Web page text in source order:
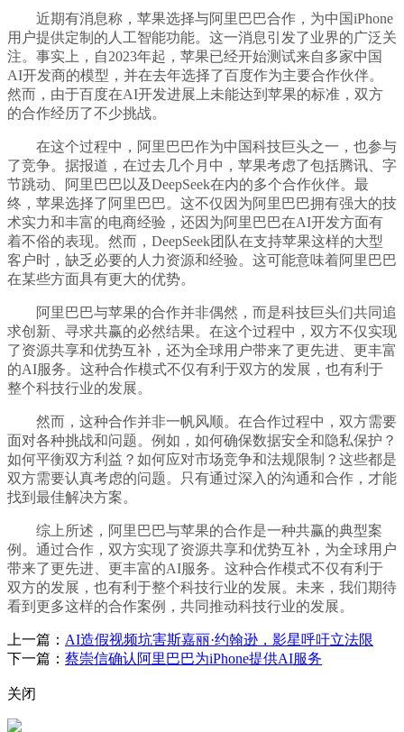
近期有消息称，苹果选择与阿里巴巴合作，为中国iPhone
用户提供定制的人工智能功能。这一消息引发了业界的广泛关
注。事实上，自2023年起，苹果已经开始测试来自多家中国
AI开发商的模型，并在去年选择了百度作为主要合作伙伴。
然而，由于百度在AI开发进展上未能达到苹果的标准，双方
的合作经历了不少挑战。
在这个过程中，阿里巴巴作为中国科技巨头之一，也参与
了竞争。据报道，在过去几个月中，苹果考虑了包括腾讯、字
节跳动、阿里巴巴以及DeepSeek在内的多个合作伙伴。最
终，苹果选择了阿里巴巴。这不仅因为阿里巴巴拥有强大的技
术实力和丰富的电商经验，还因为阿里巴巴在AI开发方面有
着不俗的表现。然而，DeepSeek团队在支持苹果这样的大型
客户时，缺乏必要的人力资源和经验。这可能意味着阿里巴巴
在某些方面具有更大的优势。
阿里巴巴与苹果的合作并非偶然，而是科技巨头们共同追
求创新、寻求共赢的必然结果。在这个过程中，双方不仅实现
了资源共享和优势互补，还为全球用户带来了更先进、更丰富
的AI服务。这种合作模式不仅有利于双方的发展，也有利于
整个科技行业的发展。
然而，这种合作并非一帆风顺。在合作过程中，双方需要
面对各种挑战和问题。例如，如何确保数据安全和隐私保护？
如何平衡双方利益？如何应对市场竞争和法规限制？这些都是
双方需要认真考虑的问题。只有通过深入的沟通和合作，才能
找到最佳解决方案。
综上所述，阿里巴巴与苹果的合作是一种共赢的典型案
例。通过合作，双方实现了资源共享和优势互补，为全球用户
带来了更先进、更丰富的AI服务。这种合作模式不仅有利于
双方的发展，也有利于整个科技行业的发展。未来，我们期待
看到更多这样的合作案例，共同推动科技行业的发展。
上一篇： AI造假视频坑害斯嘉丽·约翰逊，影星呼吁立法限
下一篇： 蔡崇信确认阿里巴巴为iPhone提供AI服务
关闭